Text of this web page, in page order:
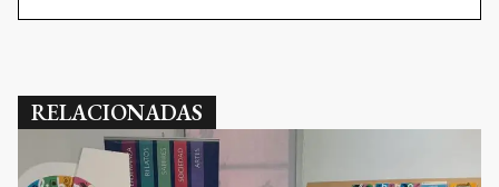
RELACIONADAS